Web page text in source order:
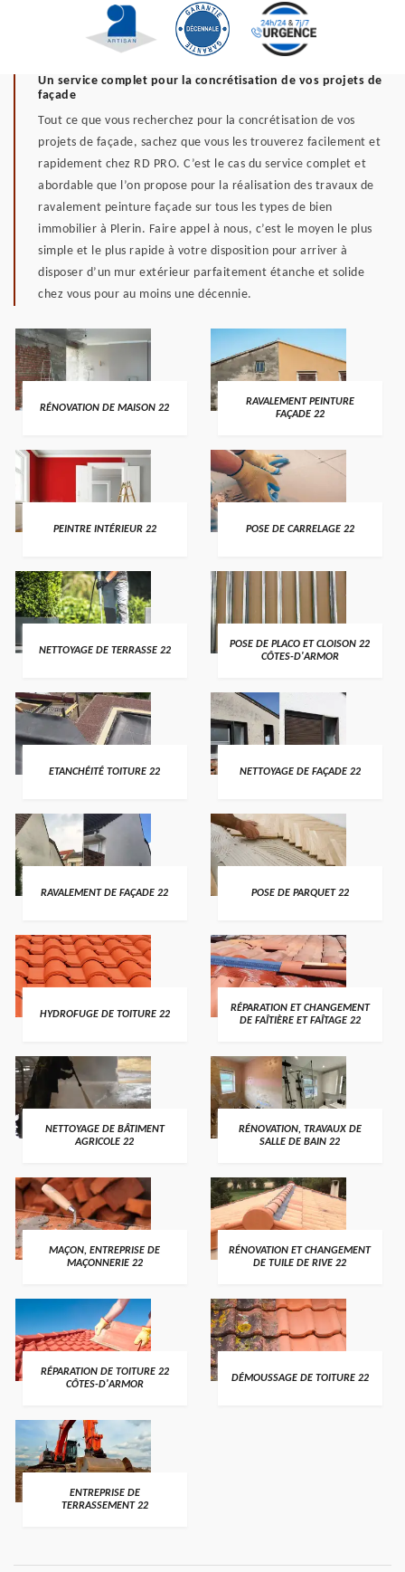
Un service complet pour la concrétisation de vos projets de
façade
Tout ce que vous recherchez pour la concrétisation de vos
projets de façade, sachez que vous les trouverez facilement et
rapidement chez RD PRO. C’est le cas du service complet et
abordable que l’on propose pour la réalisation des travaux de
ravalement peinture façade sur tous les types de bien
immobilier à Plerin. Faire appel à nous, c’est le moyen le plus
simple et le plus rapide à votre disposition pour arriver à
disposer d’un mur extérieur parfaitement étanche et solide
chez vous pour au moins une décennie.
RÉNOVATION DE MAISON 22
RAVALEMENT PEINTURE
FAÇADE 22
PEINTRE INTÉRIEUR 22 POSE DE CARRELAGE 22
NETTOYAGE DE TERRASSE 22
POSE DE PLACO ET CLOISON 22
CÔTES-D'ARMOR
ETANCHÉITÉ TOITURE 22 NETTOYAGE DE FAÇADE 22
RAVALEMENT DE FAÇADE 22 POSE DE PARQUET 22
HYDROFUGE DE TOITURE 22
RÉPARATION ET CHANGEMENT
DE FAÎTIÈRE ET FAÎTAGE 22
NETTOYAGE DE BÂTIMENT
AGRICOLE 22
RÉNOVATION, TRAVAUX DE
SALLE DE BAIN 22
MAÇON, ENTREPRISE DE
MAÇONNERIE 22
RÉNOVATION ET CHANGEMENT
DE TUILE DE RIVE 22
RÉPARATION DE TOITURE 22
CÔTES-D'ARMOR
DÉMOUSSAGE DE TOITURE 22
ENTREPRISE DE
TERRASSEMENT 22